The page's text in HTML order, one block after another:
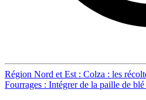
Post
navigation
Région Nord et Est : Colza : les
Fourrages : Intégrer de la paille de